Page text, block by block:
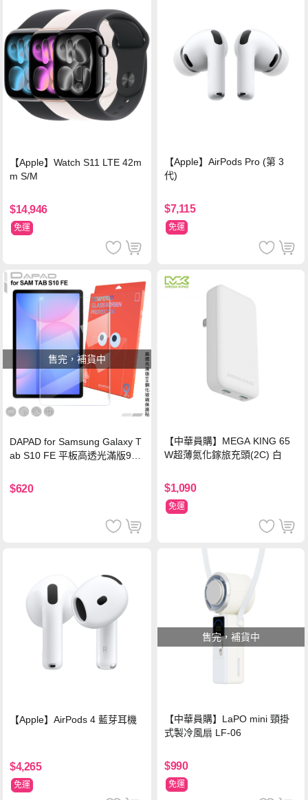
【Apple】Watch S11 LTE 42m
m S/M
$14,946
免運
【Apple】AirPods Pro (第 3
代)
$7,115
免運
售完，補貨中
DAPAD for Samsung Galaxy T
ab S10 FE 平板高透光滿版9H
$620
【中華員購】MEGA KING 65
W超薄氮化鎵旅充頭(2C) 白
$1,090
免運
【Apple】AirPods 4 藍芽耳機
$4,265
免運
售完，補貨中
【中華員購】LaPO mini 頸掛
式製冷風扇 LF-06
$990
免運